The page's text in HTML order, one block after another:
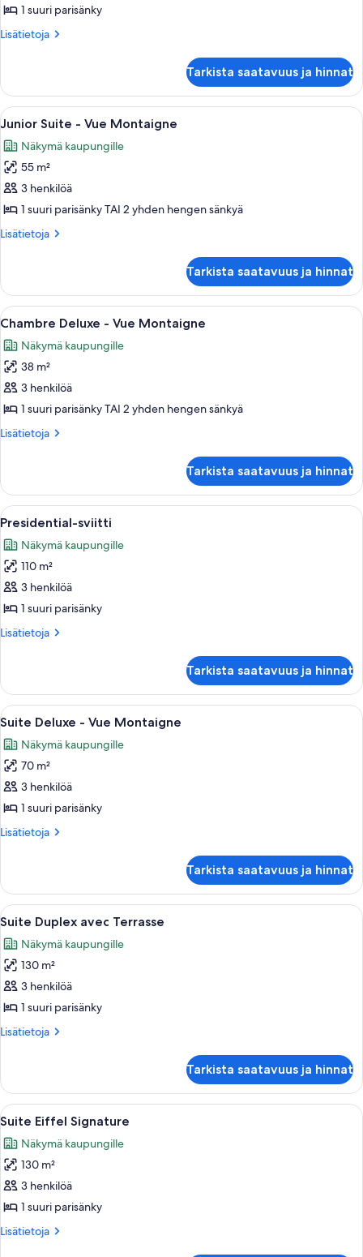
Prestige
kuvat
1 suuri parisänky
Lisätietoja
Lisätietoja
Prestige
Tarkista saatavuus ja hinnat
Avaa
kaikki
huonetyypin
Junior
Suite
-
Vue
Montaigne
Hotellihuone, jossa on suuri sänky,
4
Junior Suite - Vue Montaigne
Näkymä kaupungille
55 m²
3 henkilöä
1 suuri parisänky TAI 2 yhden hengen sänkyä
Lisätietoja
Lisätietoja
-
Vue
Montaigne
Tarkista saatavuus ja hinnat
Avaa
kaikki
huonetyypin
Chambre
Deluxe
-
Vue
Montaigne
Tilava makuuhuone, jossa on suuri
5
Chambre Deluxe - Vue Montaigne
Näkymä kaupungille
38 m²
3 henkilöä
1 suuri parisänky TAI 2 yhden hengen sänkyä
Lisätietoja
Lisätietoja
-
Vue
Montaigne
Tarkista saatavuus ja hinnat
Avaa
kaikki
huonetyypin
Presidential-
sviitti
kuvat
Huoneessa on suuri ikkuna,
5
Presidential-sviitti
Näkymä kaupungille
110 m²
3 henkilöä
1 suuri parisänky
Lisätietoja
Lisätietoja
Tarkista saatavuus ja hinnat
Avaa
kaikki
huonetyypin
Suite
Deluxe
-
Vue
Montaigne
Suite Deluxe - Vue Montaigne |
5
Suite Deluxe - Vue Montaigne
Näkymä kaupungille
70 m²
3 henkilöä
1 suuri parisänky
Lisätietoja
Lisätietoja
-
Vue
Montaigne
Tarkista saatavuus ja hinnat
Avaa
kaikki
huonetyypin
Suite
Duplex
avec
Terrasse
Kattohuoneistossa on terassi, jossa
5
Suite Duplex avec Terrasse
Näkymä kaupungille
130 m²
3 henkilöä
1 suuri parisänky
Lisätietoja
Lisätietoja
avec
Terrasse
Tarkista saatavuus ja hinnat
Avaa
kaikki
huonetyypin
Suite
Eiffel
Signature
kuvat
Hotellihuone, jossa on sänky,
6
Suite Eiffel Signature
Näkymä kaupungille
130 m²
3 henkilöä
1 suuri parisänky
Lisätietoja
Lisätietoja